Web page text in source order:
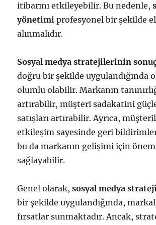
itibarını etkileyebilir. Bu nedenle,
yönetimi profesyonel bir şekilde
alınmalıdır.
Sosyal medya stratejilerinin
doğru bir şekilde uygulandığında
olumlu olabilir. Markanın
artırabilir, müşteri sadakatini
satışları artırabilir. Ayrıca,
etkileşim sayesinde geri
bu da markanın gelişimi için
sağlayabilir.
Genel olarak,sosyal medya
bir şekilde uygulandığında,
fırsatlar sunmaktadır. Ancak,